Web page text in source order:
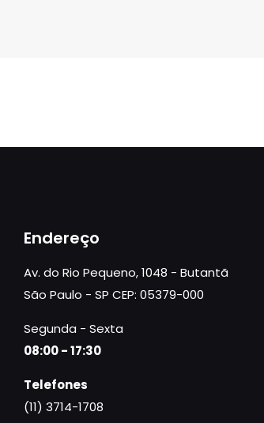
Endereço
Av. do Rio Pequeno, 1048 - Butantã
São Paulo - SP CEP: 05379-000
Segunda - Sexta
08:00 - 17:30
Telefones
(11) 3714-1708